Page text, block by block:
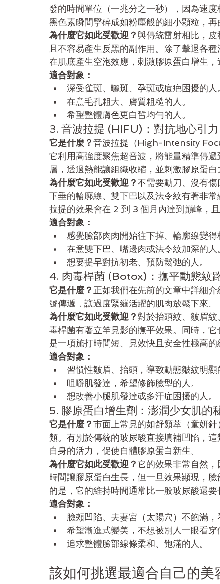
發的時間單位（一兆分之一秒），因為速
黑色素瞬間擊碎成如粉塵般的細小顆粒，
為什麼它如此受歡迎？與傳統雷射相比，
且不容易產生反黑的副作用。除了擊退各
在肌底產生空泡效應，刺激膠原蛋白增生
適合對象：
深受雀斑、曬斑、孕斑或痘疤困擾的人
在意毛孔粗大、膚質粗糙的人。
希望整體膚色更白皙均勻的人。
3. 音波拉提 (HIFU)：對抗地心引
它是什麼？音波拉提（High-Intensity
它利用高強度聚焦超音波，將能量精準傳
層，透過熱能讓組織收縮，並刺激膠原蛋白
為什麼它如此受歡迎？不需要動刀、沒有
下垂的輪廓線、雙下巴以及法令紋有著非
拉提的效果會在 2 到 3 個月內達到巔峰，
適合對象：
感覺臉部肉肉開始往下掉、輪廓線變得
在意雙下巴、嘴邊肉或法令紋加深的人
想要提早對抗初老、預防鬆弛的人。
4. 肉毒桿菌 (Botox)：撫平動態紋
它是什麼？ 正如我們在先前的文章中詳細
號傳遞，讓過度緊繃活躍的肌肉放鬆下來。
為什麼它如此受歡迎？對於抬頭紋、皺眉
毒桿菌有著立竿見影的撫平效果。同時，
是一項施打時間短、見效快且安全性極高的
適合對象：
習慣性皺眉、抬頭，導致動態皺紋明顯
咀嚼肌發達，希望修飾臉型的人。
想改善小腿肌發達或多汗症困擾的人。
5. 膠原蛋白增生劑：澎潤少女肌的
它是什麼？市面上常見的如舒顏萃（童妍
類。有別於傳統的玻尿酸直接填補凹陷，
自身的活力，促使自體膠原蛋白新生。
為什麼它如此受歡迎？它的效果非常自然
時間讓膠原蛋白生長，但一旦效果顯現，
的是，它的維持時間通常比一般玻尿酸還要
適合對象：
臉頰凹陷、夫妻宮（太陽穴）不飽滿
希望漸進式變美，不想被別人一眼看
追求整體臉部線條柔和、飽滿的人。
該如何挑選最適合自己的美